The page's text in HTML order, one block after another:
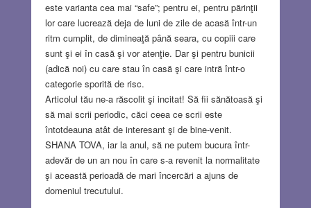
este varianta cea mai “safe”; pentru ei, pentru părinţii
lor care lucrează deja de luni de zile de acasă într-un
ritm cumplit, de dimineaţă până seara, cu copiii care
sunt şi ei în casă şi vor atenţie. Dar şi pentru bunicii
(adică noi) cu care stau în casă şi care intră într-o
categorie sporită de risc.
Articolul tău ne-a răscolit şi incitat! Să fii sănătoasă şi
să mai scrii periodic, căci ceea ce scrii este
întotdeauna atât de interesant şi de bine-venit.
SHANA TOVA, iar la anul, să ne putem bucura într-
adevăr de un an nou în care s-a revenit la normalitate
şi această perioadă de mari încercări a ajuns de
domeniul trecutului.